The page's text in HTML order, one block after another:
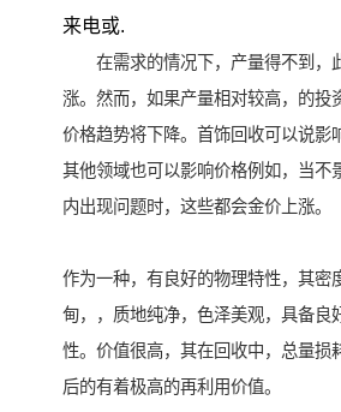
来电或.
在需求的情况下，产量得不到，
涨。然而，如果产量相对较高，的投
价格趋势将下降。首饰回收可以说影
其他领域也可以影响价格例如，当不
内出现问题时，这些都会金价上涨。
作为一种，有良好的物理特性，其密
甸，，质地纯净，色泽美观，具备良
性。价值很高，其在回收中，总量损
后的有着极高的再利用价值。